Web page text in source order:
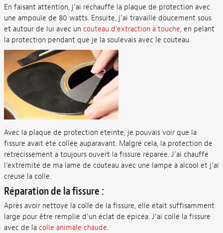
En faisant attention, j’ai réchauffé la plaque de protection avec
une ampoule de 80 watts. Ensuite, j’ai travaillé doucement sous
et autour de lui avec un couteau d’extraction à touche, en pelant
la protection pendant que je la soulevais avec le couteau.
Avec la plaque de protection éteinte, je pouvais voir que la
fissure avait été collée auparavant. Malgré cela, la protection de
rétrécissement a toujours ouvert la fissure réparée. J’ai chauffé
l’extrémité de ma lame de couteau avec une lampe à alcool et j’ai
creusé la colle.
Réparation de la fissure :
Après avoir nettoyé la colle de la fissure, elle était suffisamment
large pour être remplie d’un éclat de épicéa. J’ai collé la fissure
avec de la colle animale chaude.